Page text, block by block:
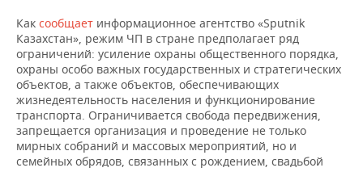
ТЕЛЕКОММУНИКАЦИИ
БИЗНЕС-БРАНЧИ
ONLINE-КОНФЕРЕНЦИИ
ОТКРЫТАЯ ЛЕКЦИЯ
ФУТБОЛ
ХОККЕЙ
БАСКЕТБОЛ
ВОЛЕЙБОЛ
КИБЕРСПОРТ
НОВОСТИ ОБЩЕСТВА
ВЛАСТЬ
ИНФРАСТРУКТУРА
ИСТОРИЯ
КУЛЬТУРА
ФОТОГАЛЕРЕЯ
СЮЖЕТЫ
СПРАВОЧНИК
СПИСОК ПЕРСОН
СПИСОК КОМПАНИЙ
ПОЛНАЯ ВЕРСИЯ
Как сообщает информационное агентство «Sputnik
Казахстан», режим ЧП в стране предполагает ряд
ограничений: усиление охраны общественного порядка,
охраны особо важных государственных и стратегических
объектов, а также объектов, обеспечивающих
жизнедеятельность населения и функционирование
транспорта. Ограничивается свобода передвижения,
запрещается организация и проведение не только
мирных собраний и массовых мероприятий, но и
семейных обрядов, связанных с рождением, свадьбой